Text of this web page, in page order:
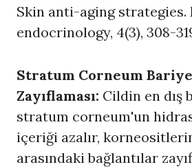
Skin anti-aging strategies.
endocrinology, 4(3), 308-
Stratum Corneum
Zayıflaması: Cildin en dış
stratum corneum'un
içeriği azalır,
arasındaki bağlantılar